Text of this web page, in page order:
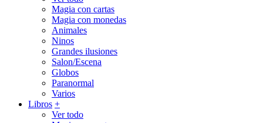
Magia con cartas
Magia con monedas
Animales
Ninos
Grandes ilusiones
Salon/Escena
Globos
Paranormal
Varios
Libros +
Ver todo